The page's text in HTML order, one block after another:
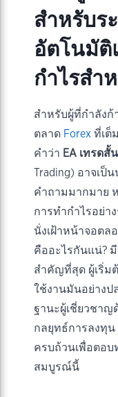
สำหรับร
อัตโนมัติ
กำไรสำ
สำหรับผู้ที่กำลังก้
ตลาด Forex ที่เต็
คำว่า EA เทรดสั้น
Trading) อาจเป็
คำถามมากมาย
การทำกำไรอย่า
นั่งเฝ้าหน้าจอตล
คืออะไรกันแน่?
สำคัญที่สุด ผู้เริ่ม
ใช้งานมันอย่างป
ฐานะผู้เชี่ยวชาญ
กลยุทธ์การลงทุน
ครบถ้วนเพื่อตอ
สมบูรณ์นี้